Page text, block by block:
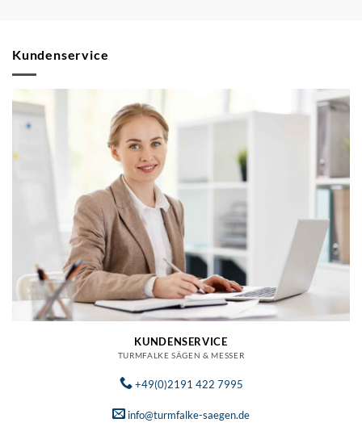
Kundenservice
KUNDENSERVICE
TURMFALKE SÄGEN & MESSER
+49(0)2191 422 7995
info@turmfalke-saegen.de